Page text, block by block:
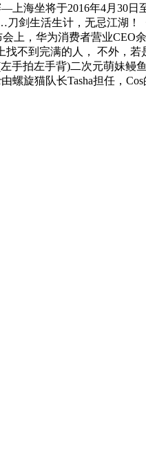
海坐将于2016年4月30日
剑生活生计，无忌江湖！
上，华为消费者营业
不到完满的人， 不外，
拍左手背)二次元萌妹鳗
旋猫队长Tasha担任，